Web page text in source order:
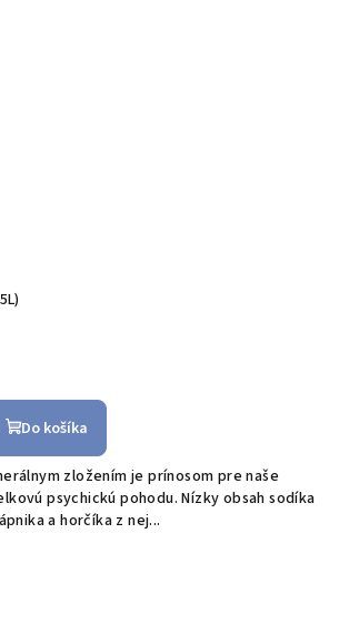
Do košíka
zložením je prínosom pre naše
psychickú pohodu. Nízky obsah sodíka
a horčíka z nej...